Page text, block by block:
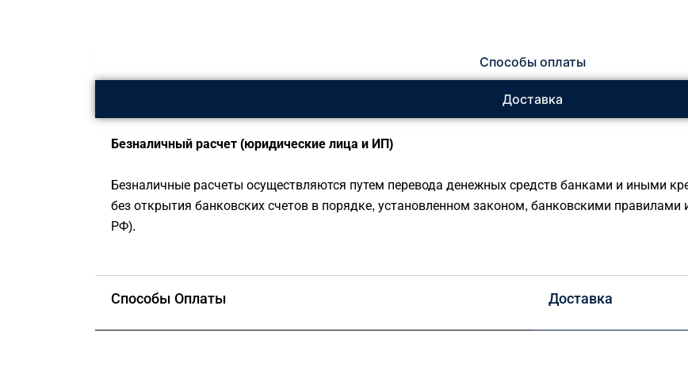
Способы оплаты
Доставка
Безналичный расчет (юридические лица и ИП)
Безналичные расчеты осуществляются путем перевода денежных средств банками и иными
без открытия банковских счетов в порядке, установленном законом, банковскими правилами
РФ).
Способы Оплаты Доставка